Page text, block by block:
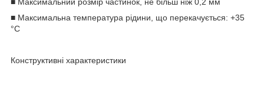
■ Максимальна температура рідини, що перекачується: +35
°C
Конструктивні характеристики